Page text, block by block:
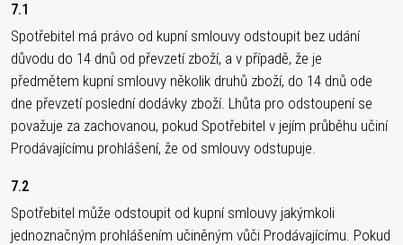
7.1
Spotřebitel má právo od kupní smlouvy odstoupit bez udání
důvodu do 14 dnů od převzetí zboží, a v případě, že je
předmětem kupní smlouvy několik druhů zboží, do 14 dnů ode
dne převzetí poslední dodávky zboží. Lhůta pro odstoupení se
považuje za zachovanou, pokud Spotřebitel v jejím průběhu učiní
Prodávajícímu prohlášení, že od smlouvy odstupuje.
7.2
Spotřebitel může odstoupit od kupní smlouvy jakýmkoli
jednoznačným prohlášením učiněným vůči Prodávajícímu. Pokud